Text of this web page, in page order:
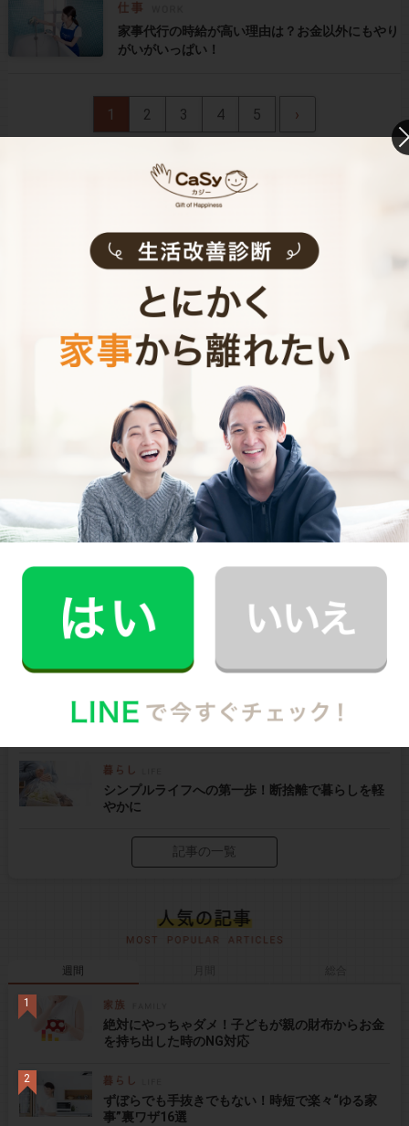
家事代行の時給が高い理由は？お金以外にもやり
がいがいっぱい！
1 2 3 4 5 ›
食洗機の掃除、どうしてる？頻度・洗剤・手順を
わかりやすく解説
魚焼きグリルを徹底掃除！汚れ・臭い対策とお手
家事分担でもう喧嘩しない！共働き夫婦におすす
家事効率UP！オキシクリーンの使い方と注意点を
シンプルライフへの第一歩！断捨離で暮らしを軽
やかに
記事の一覧
週間
絶対にやっちゃダメ！子どもが親の財布からお金
を持ち出した時のNG対応
ずぼらでも手抜きでもない！時短で楽々“ゆる家
事”裏ワザ16選